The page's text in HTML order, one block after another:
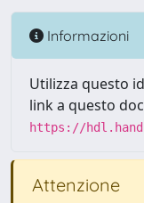
Informazioni
Utilizza questo
link a questo
https://
Attenzione